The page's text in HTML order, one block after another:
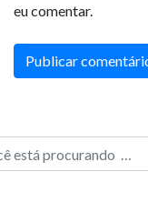
eu comentar.